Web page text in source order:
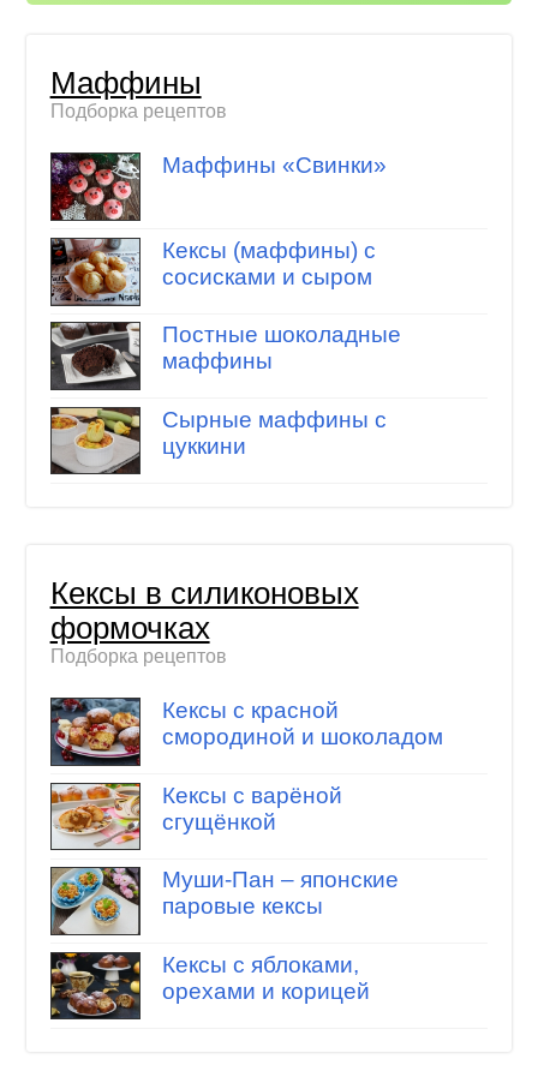
Маффины
Подборка рецептов
Маффины «Свинки»
Кексы (маффины) с
сосисками и сыром
Постные шоколадные
маффины
Сырные маффины с
цуккини
Кексы в силиконовых
формочках
Подборка рецептов
Кексы с красной
смородиной и шоколадом
Кексы с варёной
сгущёнкой
Муши-Пан – японские
паровые кексы
Кексы с яблоками,
орехами и корицей